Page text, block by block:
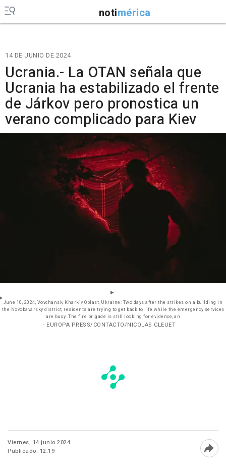
notimérica
14 DE JUNIO DE 2024
Ucrania.- La OTAN señala que
Ucrania ha estabilizado el frente
de Járkov pero pronostica un
verano complicado para Kiev
June 10, 2024, Vovchansk, Kharkiv Oblast, Ukraine: Two days after the strikes on a building in
the Novobavarsky district, residents are trying to get back to life while the emergency services
are busy. The fire brigade is still looking for evidence, an
- EUROPA PRESS/CONTACTO/NICOLAS CLEUET
Viernes, 14 junio 2024
Publicado: 12:19